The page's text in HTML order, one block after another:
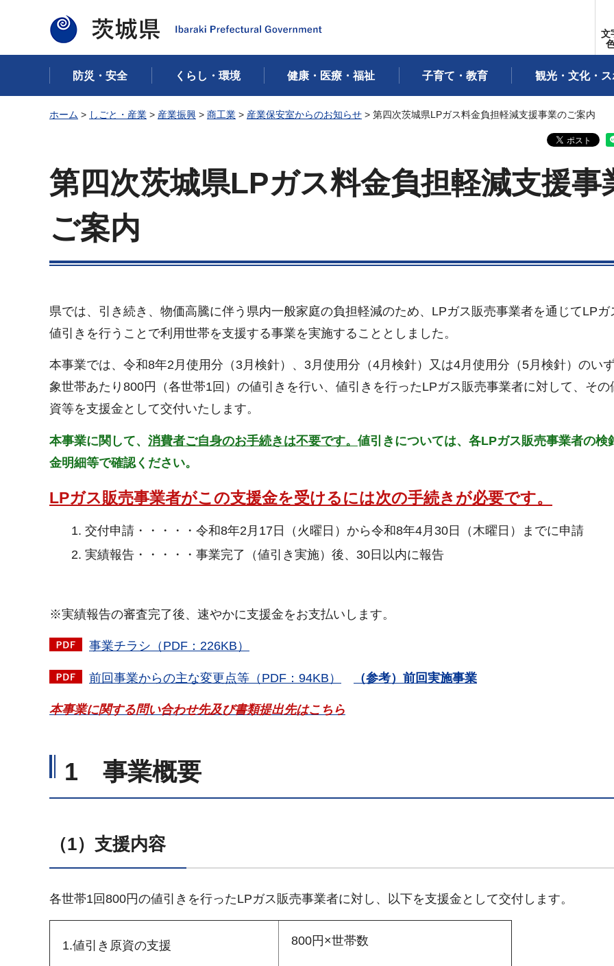
茨城県
文
防災・安全 くらし・環境 健康・医療・福祉 子育て・教育 観光・文化・
ホーム > しごと・産業 > 産業振興 > 商工業 > 産業保安室からのお知らせ > 第四次茨城県LPガス料金負担軽減支援事業のご案内
第四次茨城県LPガス料金負担軽減支援事
ご案内
県では、引き続き、物価高騰に伴う県内一般家庭の負担軽減のため、LPガス販売事業者を通じてLPガ
値引きを行うことで利用世帯を支援する事業を実施することとしました。
本事業では、令和8年2月使用分（3月検針）、3月使用分（4月検針）又は4月使用分（5月検針）のい
象世帯あたり800円（各世帯1回）の値引きを行い、値引きを行ったLPガス販売事業者に対して、その
資等を支援金として交付いたします。
本事業に関して、 消費者ご自身のお手続きは不要です。 値引きについては、各LPガス販売事業者の検
金明細等で確認ください。
LPガス販売事業者がこの支援金を受けるには次の手続きが必要です。
交付申請・・・・・令和8年2月17日（火曜日）から令和8年4月30日（木曜日）までに申請
実績報告・・・・・事業完了（値引き実施）後、30日以内に報告
※実績報告の審査完了後、速やかに支援金をお支払いします。
事業チラシ（PDF：226KB）
前回事業からの主な変更点等（PDF：94KB） （参考）前回実施事業
本事業に関する問い合わせ先及び書類提出先はこちら
1 事業概要
（1）支援内容
各世帯1回800円の値引きを行ったLPガス販売事業者に対し、以下を支援金として交付します。
1.値引き原資の支援 800円×世帯数